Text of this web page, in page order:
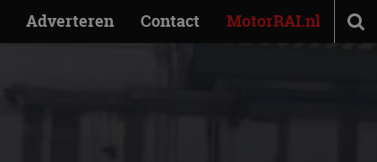
Adverteren Contact MotorRAI.nl